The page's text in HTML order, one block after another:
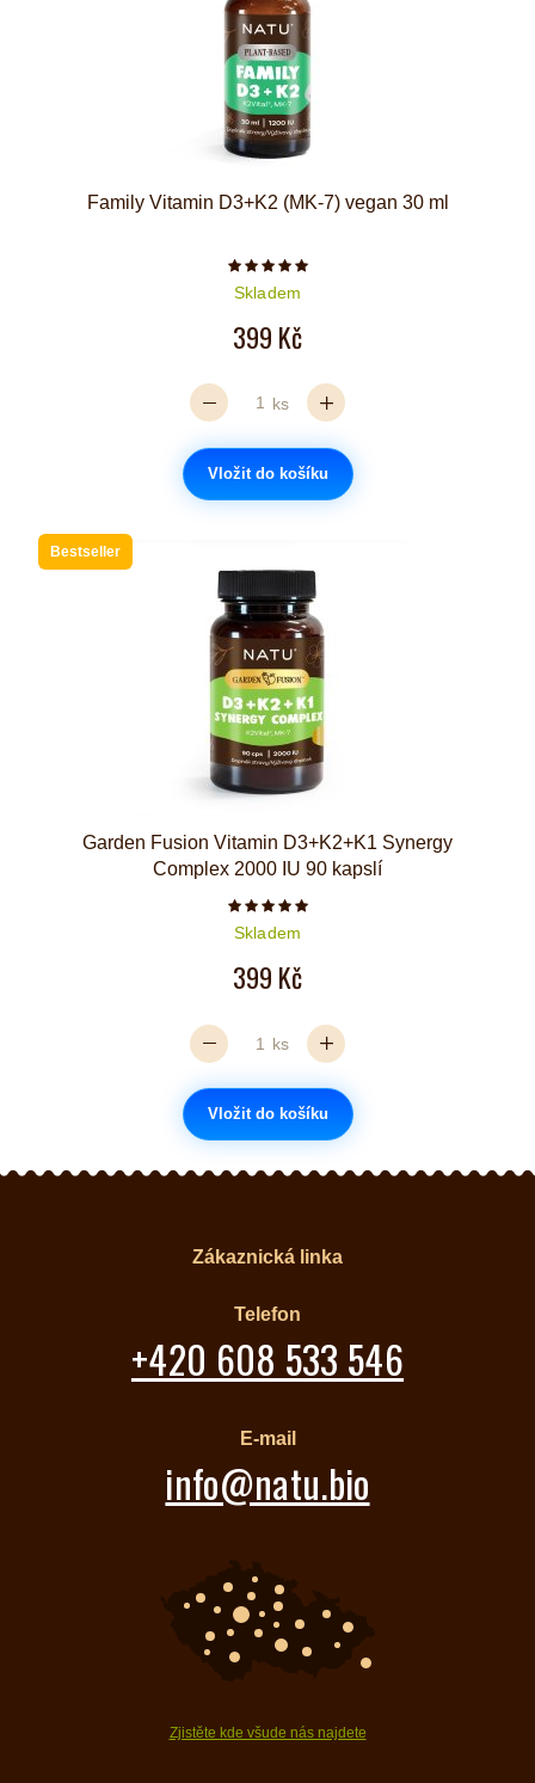
Family Vitamin D3+K2 (MK-7) vegan 30 ml
Počet hvězdiček je 5 z 5
Skladem
399 Kč
ks
Vložit do košíku
Bestseller
Garden Fusion Vitamin D3+K2+K1 Synergy
Complex 2000 IU 90 kapslí
Počet hvězdiček je 5 z 5
Skladem
399 Kč
ks
Vložit do košíku
Zákaznická linka
Telefon
+420 608 533 546
E-mail
info@natu.bio
Zjistěte kde všude nás najdete